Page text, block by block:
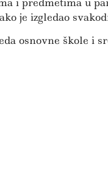
je izgledao
osnovne škole i